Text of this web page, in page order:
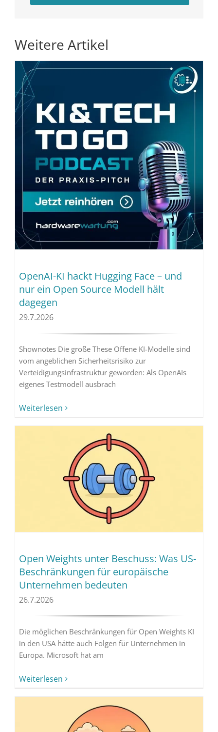
Weitere Artikel
OpenAI-KI hackt Hugging Face – und
nur ein Open Source Modell hält
dagegen
29.7.2026
Shownotes Die große These Offene KI-Modelle sind
vom angeblichen Sicherheitsrisiko zur
Verteidigungsinfrastruktur geworden: Als OpenAIs
eigenes Testmodell ausbrach
Weiterlesen
Open Weights unter Beschuss: Was US-
Beschränkungen für europäische
Unternehmen bedeuten
26.7.2026
Die möglichen Beschränkungen für Open Weights KI
in den USA hätte auch Folgen für Unternehmen in
Europa. Microsoft hat am
Weiterlesen